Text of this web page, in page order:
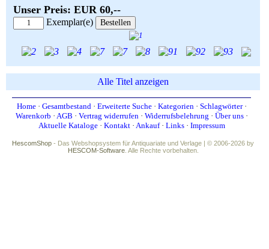
Unser Preis: EUR 60,--
Exemplar(e)
Alle Titel anzeigen
Home· Gesamtbestand· Erweiterte Suche· Kategorien· Schlagwörter·
Warenkorb · AGB · Vertrag widerrufen· Widerrufsbelehrung · Über uns·
Aktuelle Kataloge· Kontakt· Ankauf· Links· Impressum
HescomShop - Das Webshopsystem für Antiquariate und Verlage | © 2006-2026 by
HESCOM-Software. Alle Rechte vorbehalten.